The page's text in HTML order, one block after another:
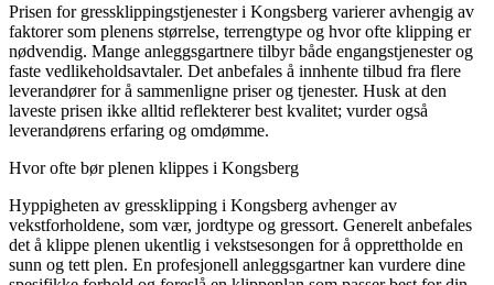
Prisen for gressklippingstjenester i Kongsberg varierer avhengig av
faktorer som plenens størrelse, terrengtype og hvor ofte klipping er
nødvendig. Mange anleggsgartnere tilbyr både engangstjenester og
faste vedlikeholdsavtaler. Det anbefales å innhente tilbud fra flere
leverandører for å sammenligne priser og tjenester. Husk at den
laveste prisen ikke alltid reflekterer best kvalitet; vurder også
leverandørens erfaring og omdømme.
Hvor ofte bør plenen klippes i Kongsberg
Hyppigheten av gressklipping i Kongsberg avhenger av
vekstforholdene, som vær, jordtype og gressort. Generelt anbefales
det å klippe plenen ukentlig i vekstsesongen for å opprettholde en
sunn og tett plen. En profesjonell anleggsgartner kan vurdere dine